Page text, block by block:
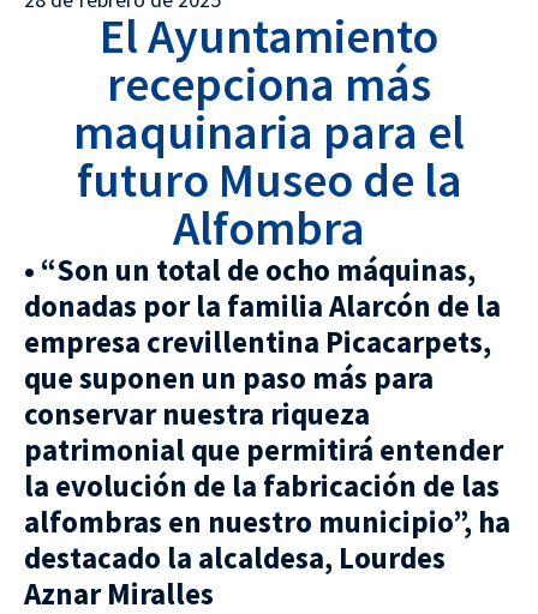
El Ayuntamiento
recepciona más
maquinaria para el
futuro Museo de la
Alfombra
• “Son un total de ocho máquinas,
donadas por la familia Alarcón de la
empresa crevillentina Picacarpets,
que suponen un paso más para
conservar nuestra riqueza
patrimonial que permitirá entender
la evolución de la fabricación de las
alfombras en nuestro municipio”, ha
destacado la alcaldesa, Lourdes
Aznar Miralles